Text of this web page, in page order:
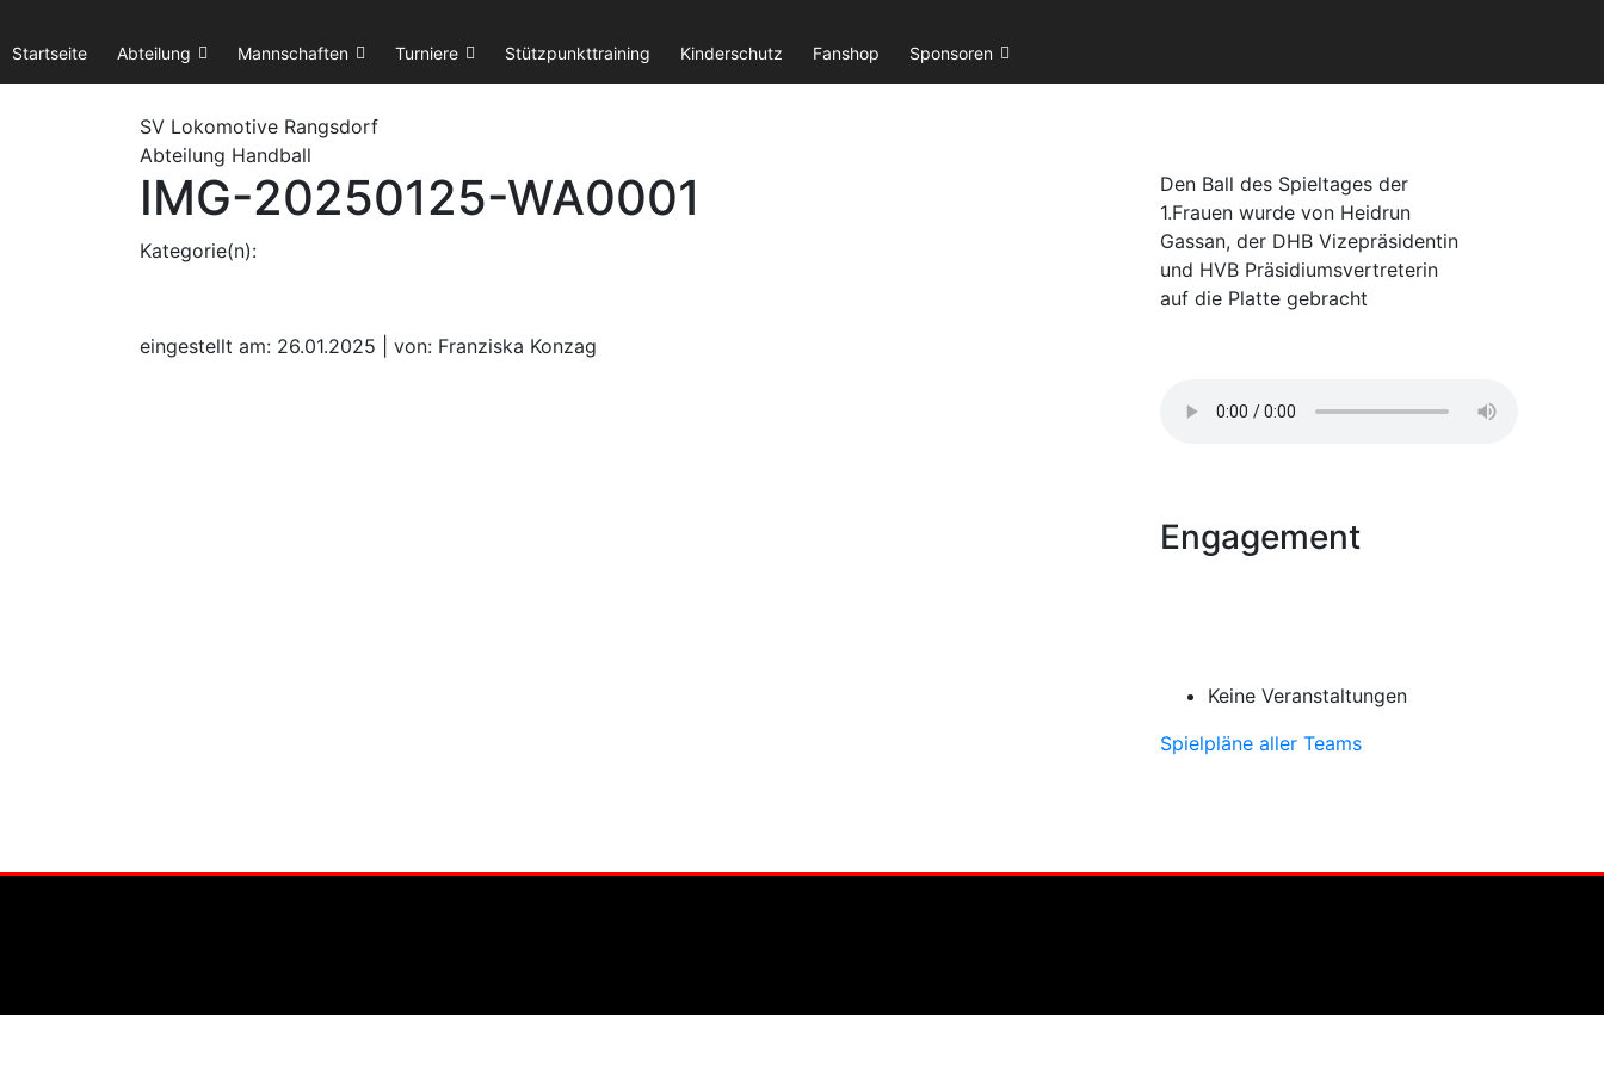
Startseite Abteilung Mannschaften Turniere Stützpunkttraining Kinderschutz Fanshop Sponsoren
SV Lokomotive Rangsdorf
Abteilung Handball
IMG-20250125-WA0001
Kategorie(n):
eingestellt am: 26.01.2025 | von: Franziska Konzag
Den Ball des Spieltages der
1.Frauen wurde von Heidrun
Gassan, der DHB Vizepräsidentin
und HVB Präsidiumsvertreterin
auf die Platte gebracht
Engagement
Keine Veranstaltungen
Spielpläne aller Teams